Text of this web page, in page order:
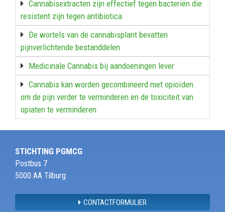
Cannabisextracten zijn effectief tegen bacteriën die
resistent zijn tegen antibiotica
De wortels van de cannabisplant bevatten
pijnverlichtende bestanddelen
Medicinale Cannabis bij aandoeningen lever
Cannabis kan worden gecombineerd met opioïden
om de pijn verder te verminderen en de toxiciteit van
opiaten te verminderen
STICHTING PGMCG
Postbus 7
5000 AA Tilburg
CONTACTFORMULIER